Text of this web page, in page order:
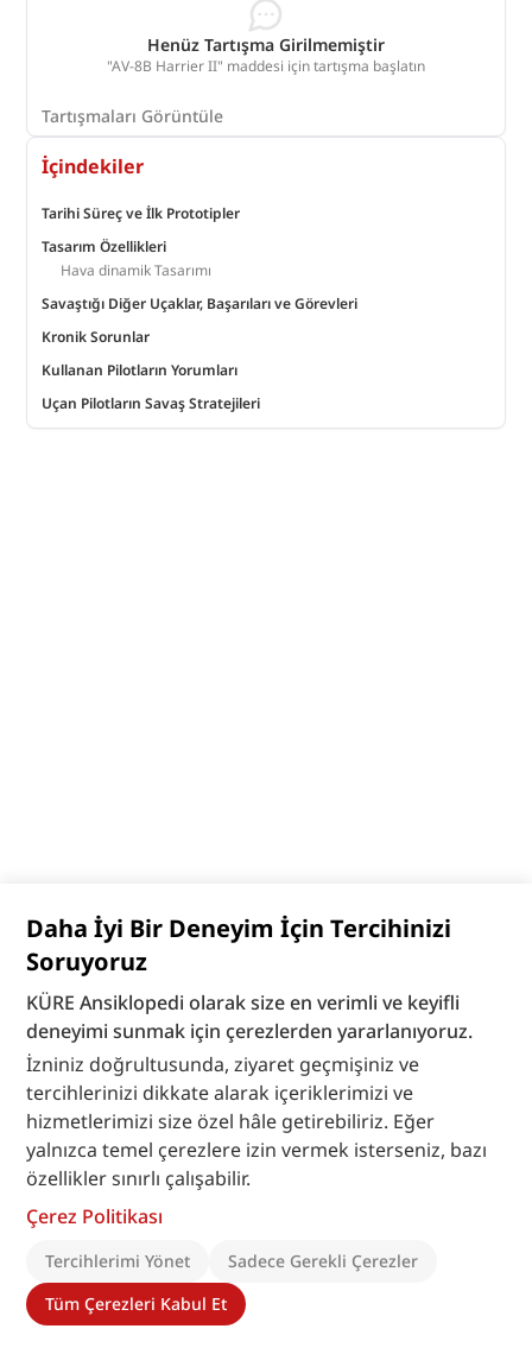
Daha İyi Bir Deneyim İçin Tercihinizi
Soruyoruz
KÜRE Ansiklopedi olarak size en verimli ve keyifli
deneyimi sunmak için çerezlerden yararlanıyoruz.
İzniniz doğrultusunda, ziyaret geçmişiniz ve
tercihlerinizi dikkate alarak içeriklerimizi ve
hizmetlerimizi size özel hâle getirebiliriz. Eğer
yalnızca temel çerezlere izin vermek isterseniz, bazı
özellikler sınırlı çalışabilir.
Çerez Politikası
Tercihlerimi Yönet
Sadece Gerekli Çerezler
Tüm Çerezleri Kabul Et
Henüz Tartışma Girilmemiştir
"AV-8B Harrier II" maddesi için tartışma başlatın
Tartışmaları Görüntüle
İçindekiler
Tarihi Süreç ve İlk Prototipler
Tasarım Özellikleri
Hava dinamik Tasarımı
Savaştığı Diğer Uçaklar, Başarıları ve Görevleri
Kronik Sorunlar
Kullanan Pilotların Yorumları
Uçan Pilotların Savaş Stratejileri